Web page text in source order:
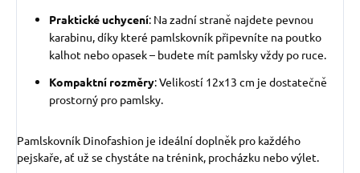
Praktické uchycení: Na zadní straně najdete pevnou
karabinu, díky které pamlskovník připevníte na poutko
kalhot nebo opasek – budete mít pamlsky vždy po ruce.
Kompaktní rozměry: Velikostí 12x13 cm je dostatečně
prostorný pro pamlsky.
Pamlskovník Dinofashion je ideální doplněk pro každého
pejskaře, ať už se chystáte na trénink, procházku nebo výlet.